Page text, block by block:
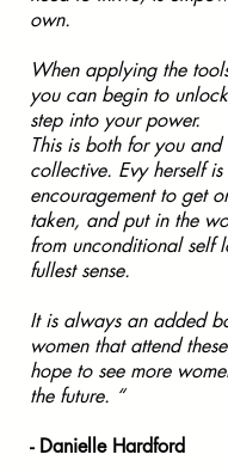
own.
When applying the
you can begin to
step into your power.
This is both for you and
collective. Evy herself
encouragement to get
taken, and put in the
from unconditional self
fullest sense.
It is always an added
women that attend
hope to see more
the future. “
- Danielle Hardford